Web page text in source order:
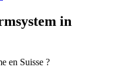
in
en Suisse ?